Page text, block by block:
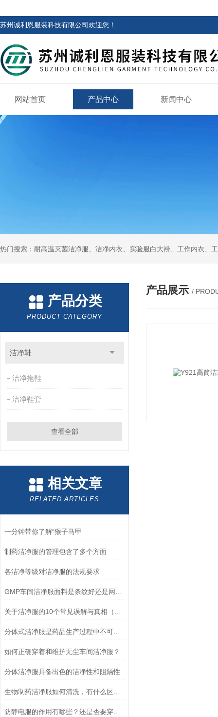
苏州诚利恩服装科技有限公司欢迎您！
网站首页 产品中心 新闻中心
产品分类
PRODUCT CATEGORY
洁净鞋
洁净拖鞋
洁净鞋套
查看全部
相关文章
RELATED ARTICLES
一分钟带你了解“猴子马甲
制药洁净服的管理包含了多个方面
各洁净等级对洁净服的法规要求
分体式洁净服是药品生产过程中不可少的防护装备
如何正确穿着和维护无尘车间洁净服？
分体洁净服具备出色的洁净性和阻隔性
防静电服的作用有哪些？还是否要穿防静电鞋？
产品展示 /